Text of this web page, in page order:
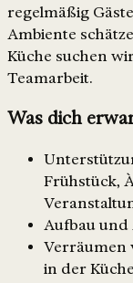
regelmäßig
Ambiente
Küche suchen
Teamarbeit.
Was dich
Frühstück,
Aufbau und
Verräumen
in der Küche